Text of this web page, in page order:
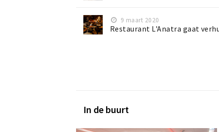
9 maart 2020
Restaurant L'Anatra gaat
In de buurt